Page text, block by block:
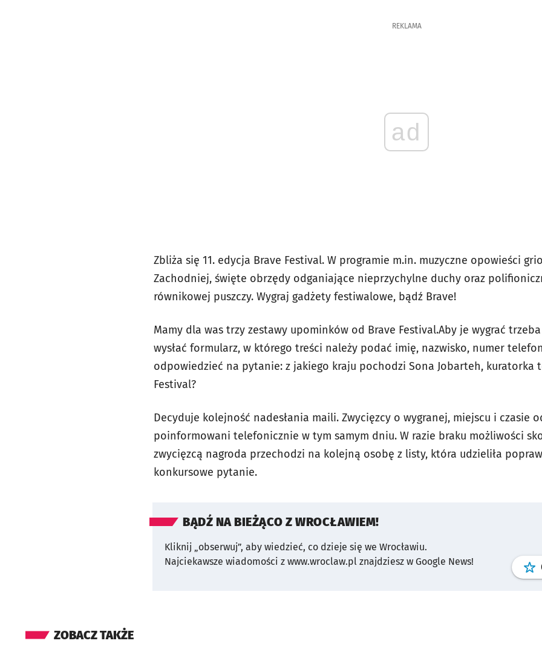
REKLAMA
ad
Zbliża się 11. edycja Brave Festival. W programie m.in. muzyczne opowieści
Zachodniej, święte obrzędy odganiające nieprzychylne duchy oraz
równikowej puszczy. Wygraj gadżety festiwalowe, bądź Brave!
Mamy dla was trzy zestawy upominków od Brave Festival.Aby je wygrać
wysłać formularz, w którego treści należy podać imię, nazwisko, numer
odpowiedzieć na pytanie: z jakiego kraju pochodzi Sona Jobarteh, kuratorka
Festival?
Decyduje kolejność nadesłania maili. Zwycięzcy o wygranej, miejscu i czasie
poinformowani telefonicznie w tym samym dniu. W razie braku możliwości
zwycięzcą nagroda przechodzi na kolejną osobę z listy, która udzieliła
konkursowe pytanie.
BĄDŹ NA BIEŻĄCO Z WROCŁAWIEM!
Kliknij „obserwuj”, aby wiedzieć, co dzieje się we Wrocławiu.
Najciekawsze wiadomości z www.wroclaw.pl znajdziesz w Google News!
ZOBACZ TAKŻE